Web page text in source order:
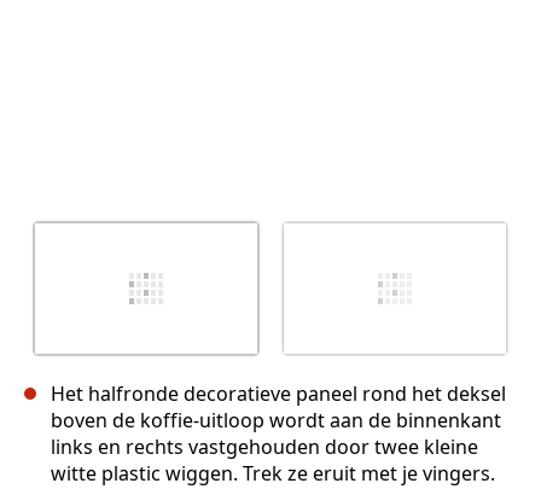
Het halfronde decoratieve paneel rond het deksel
boven de koffie-uitloop wordt aan de binnenkant
links en rechts vastgehouden door twee kleine
witte plastic wiggen. Trek ze eruit met je vingers.